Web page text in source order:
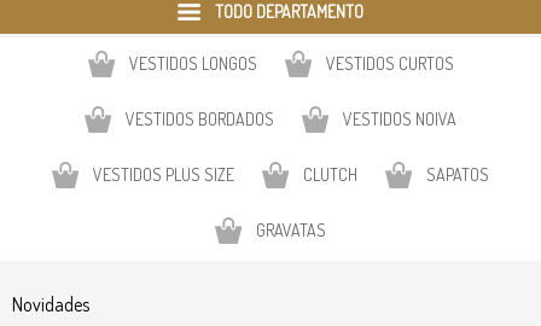
TODO DEPARTAMENTO
VESTIDOS LONGOS VESTIDOS CURTOS
VESTIDOS BORDADOS VESTIDOS NOIVA
VESTIDOS PLUS SIZE CLUTCH SAPATOS
GRAVATAS
Novidades